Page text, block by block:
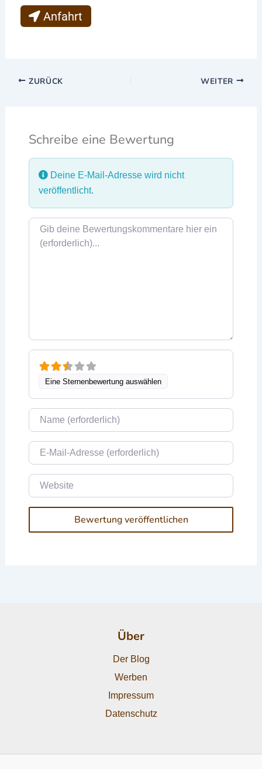
Anfahrt
ZURÜCK WEITER
Schreibe eine Bewertung
Deine E-Mail-Adresse wird nicht
veröffentlicht.
Rezensionstext
Eine Sternenbewertung auswählen
Name
E-Mail
Website
Über
Der Blog
Werben
Impressum
Datenschutz